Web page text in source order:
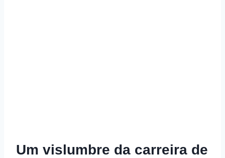
Um vislumbre da carreira de